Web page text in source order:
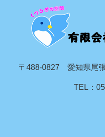
〒488-0827 愛知県尾
TEL：